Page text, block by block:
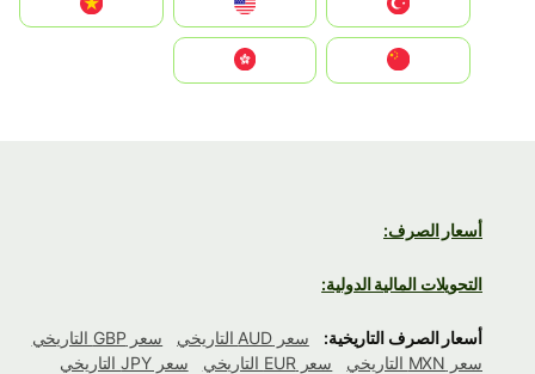
أسعار الصرف:
التحويلات المالية الدولية:
أسعار الصرف التاريخية: سعر AUD التاريخي
سعر GBP التاريخي
سعر MXN التاريخي
سعر EUR التاريخي
سعر JPY التاريخي